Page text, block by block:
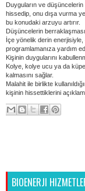
Duyguların ve
hissedip, onu dışa vurma
bu konudaki arzuyu artırır.
Düşüncelerin
İçe yönelik derin enerjisiyle,
programlamanıza yardım
Kişinin duygularını
Kolye, kolye ucu ya da
kalmasını sağlar.
Malahit ile birlikte
kişinin hissettiklerini
BIOENERJI